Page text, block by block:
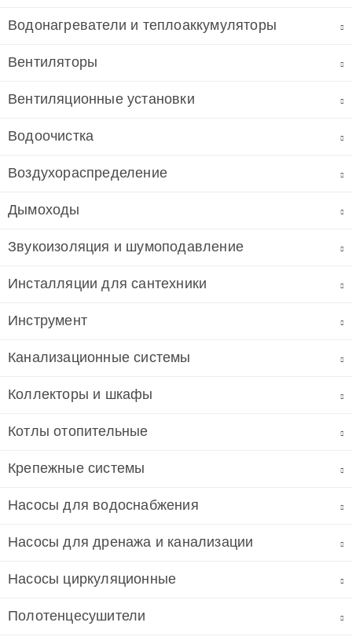
Водонагреватели и теплоаккумуляторы
Вентиляторы
Вентиляционные установки
Водоочистка
Воздухораспределение
Дымоходы
Звукоизоляция и шумоподавление
Инсталляции для сантехники
Инструмент
Канализационные системы
Коллекторы и шкафы
Котлы отопительные
Крепежные системы
Насосы для водоснабжения
Насосы для дренажа и канализации
Насосы циркуляционные
Полотенцесушители